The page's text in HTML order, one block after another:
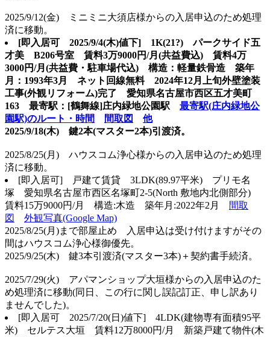
2025/9/12(金) ミニミニ大須店様からの入居申込のため処理
済に移動。
[即入居可 2025/9/4(木)値下] 1K(21?) パークサイド五
才美 B206号室 賃料3万9000円/月(共益費込) 賃料4万
3000円/月(共益費・駐車場代込) 構造：軽量鉄骨造 築年
月：1993年3月 ネット回線無料 2024年12月上旬外壁塗装
工事(外観リフォーム)完了 愛知県名古屋市西区五才美町
163 最寄駅：[鶴舞線]庄内緑地公園駅 最寄駅(庄内緑地公
園駅)のルート・時間
間取図
他
2025/9/18(木) 鍵2本(マスター2本)引渡済。
2025/8/25(月) ハウスコム浄心様からの入居申込のため処理
済に移動。
[即入居可] 戸建て賃貸 3LDK(89.97平米) プリモ名
塚 愛知県名古屋市西区名塚町2-5(North 敷地内北側部分)
賃料15万9000円/月 構造:木造 築年月:2022年2月
間取
図
外観写真(Google Map)
2025/8/25(月)まで部屋止め 入居申込は受け付けますがその
間はハウスコム浄心様御優先。
2025/9/25(木) 鍵3本引渡済(マスター3本)＋契約書手続済。
2025/7/29(火) アパマンショップ大垣様からの入居申込のた
め処理済に移動(同日、この行に関し誤記訂正、申し訳あり
ませんでした)。
[即入居可 2025/7/20(日)値下] 4LDK(建物専有面積95平
米) セルテス大垣 賃料12万8000円/月 新築戸建て物件(木